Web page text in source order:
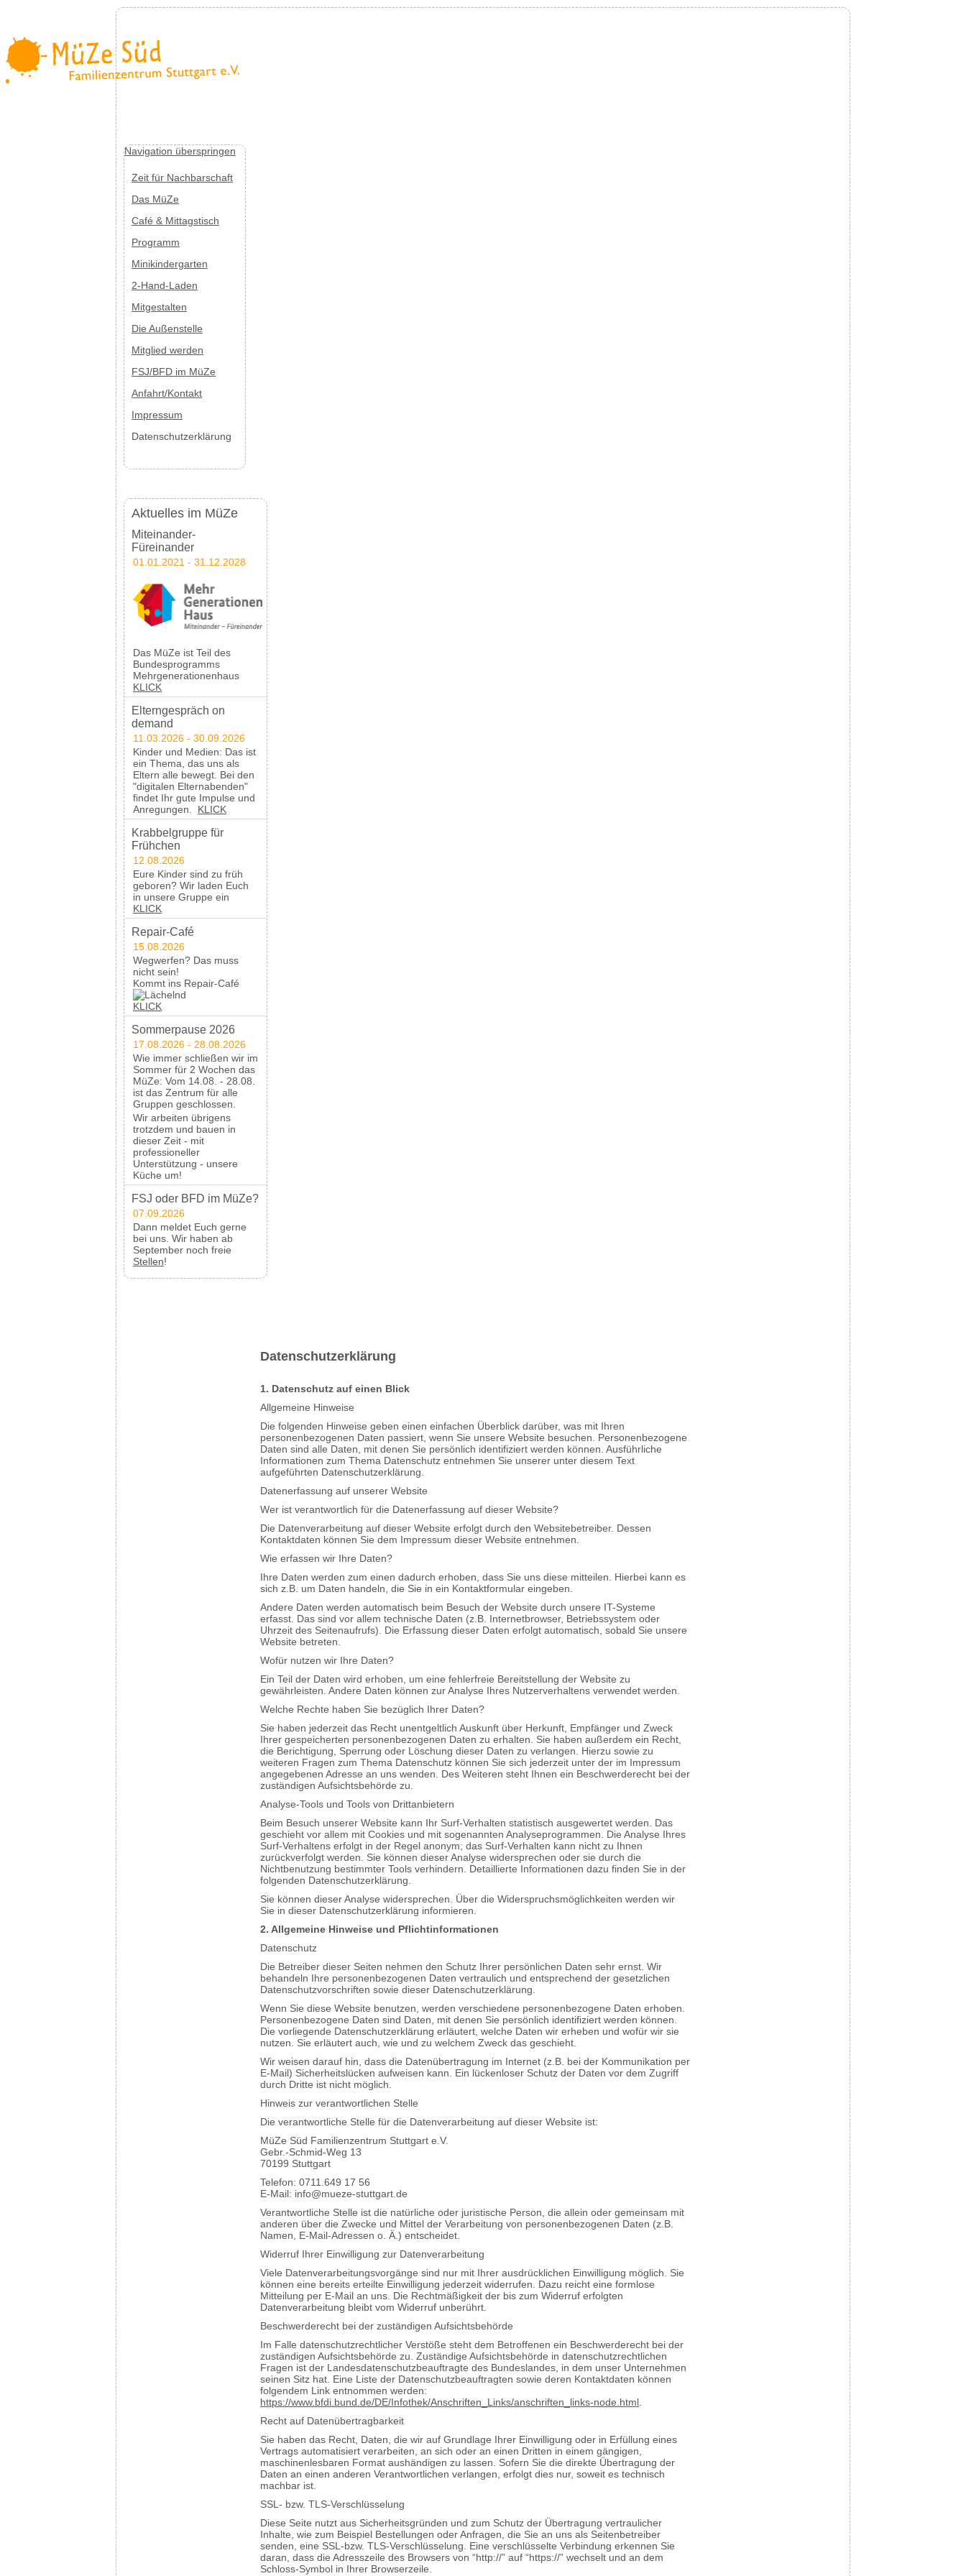
Navigation überspringen
Zeit für Nachbarschaft
Das MüZe
Café & Mittagstisch
Programm
Minikindergarten
2-Hand-Laden
Mitgestalten
Die Außenstelle
Mitglied werden
FSJ/BFD im MüZe
Anfahrt/Kontakt
Impressum
Datenschutzerklärung
Aktuelles im MüZe
Miteinander-
Füreinander
01.01.2021 - 31.12.2028
Das MüZe ist Teil des
Bundesprogramms
Mehrgenerationenhaus
KLICK
Elterngespräch on
demand
11.03.2026 - 30.09.2026
Kinder und Medien: Das ist
ein Thema, das uns als
Eltern alle bewegt. Bei den
"digitalen Elternabenden"
findet Ihr gute Impulse und
Anregungen. KLICK
Krabbelgruppe für
Frühchen
12.08.2026
Eure Kinder sind zu früh
geboren? Wir laden Euch
in unsere Gruppe ein
KLICK
Repair-Café
15.08.2026
Wegwerfen? Das muss
nicht sein!
Kommt ins Repair-Café
KLICK
Sommerpause 2026
17.08.2026 - 28.08.2026
Wie immer schließen wir im
Sommer für 2 Wochen das
MüZe: Vom 14.08. - 28.08.
ist das Zentrum für alle
Gruppen geschlossen.
Wir arbeiten übrigens
trotzdem und bauen in
dieser Zeit - mit
professioneller
Unterstützung - unsere
Küche um!
FSJ oder BFD im MüZe?
07.09.2026
Dann meldet Euch gerne
bei uns. Wir haben ab
September noch freie
Stellen!
Datenschutzerklärung
1. Datenschutz auf einen Blick
Allgemeine Hinweise
Die folgenden Hinweise geben einen einfachen Überblick darüber, was mit Ihren
personenbezogenen Daten passiert, wenn Sie unsere Website besuchen. Personenbezogene
Daten sind alle Daten, mit denen Sie persönlich identifiziert werden können. Ausführliche
Informationen zum Thema Datenschutz entnehmen Sie unserer unter diesem Text
aufgeführten Datenschutzerklärung.
Datenerfassung auf unserer Website
Wer ist verantwortlich für die Datenerfassung auf dieser Website?
Die Datenverarbeitung auf dieser Website erfolgt durch den Websitebetreiber. Dessen
Kontaktdaten können Sie dem Impressum dieser Website entnehmen.
Wie erfassen wir Ihre Daten?
Ihre Daten werden zum einen dadurch erhoben, dass Sie uns diese mitteilen. Hierbei kann es
sich z.B. um Daten handeln, die Sie in ein Kontaktformular eingeben.
Andere Daten werden automatisch beim Besuch der Website durch unsere IT-Systeme
erfasst. Das sind vor allem technische Daten (z.B. Internetbrowser, Betriebssystem oder
Uhrzeit des Seitenaufrufs). Die Erfassung dieser Daten erfolgt automatisch, sobald Sie unsere
Website betreten.
Wofür nutzen wir Ihre Daten?
Ein Teil der Daten wird erhoben, um eine fehlerfreie Bereitstellung der Website zu
gewährleisten. Andere Daten können zur Analyse Ihres Nutzerverhaltens verwendet werden.
Welche Rechte haben Sie bezüglich Ihrer Daten?
Sie haben jederzeit das Recht unentgeltlich Auskunft über Herkunft, Empfänger und Zweck
Ihrer gespeicherten personenbezogenen Daten zu erhalten. Sie haben außerdem ein Recht,
die Berichtigung, Sperrung oder Löschung dieser Daten zu verlangen. Hierzu sowie zu
weiteren Fragen zum Thema Datenschutz können Sie sich jederzeit unter der im Impressum
angegebenen Adresse an uns wenden. Des Weiteren steht Ihnen ein Beschwerderecht bei der
zuständigen Aufsichtsbehörde zu.
Analyse-Tools und Tools von Drittanbietern
Beim Besuch unserer Website kann Ihr Surf-Verhalten statistisch ausgewertet werden. Das
geschieht vor allem mit Cookies und mit sogenannten Analyseprogrammen. Die Analyse Ihres
Surf-Verhaltens erfolgt in der Regel anonym; das Surf-Verhalten kann nicht zu Ihnen
zurückverfolgt werden. Sie können dieser Analyse widersprechen oder sie durch die
Nichtbenutzung bestimmter Tools verhindern. Detaillierte Informationen dazu finden Sie in der
folgenden Datenschutzerklärung.
Sie können dieser Analyse widersprechen. Über die Widerspruchsmöglichkeiten werden wir
Sie in dieser Datenschutzerklärung informieren.
2. Allgemeine Hinweise und Pflichtinformationen
Datenschutz
Die Betreiber dieser Seiten nehmen den Schutz Ihrer persönlichen Daten sehr ernst. Wir
behandeln Ihre personenbezogenen Daten vertraulich und entsprechend der gesetzlichen
Datenschutzvorschriften sowie dieser Datenschutzerklärung.
Wenn Sie diese Website benutzen, werden verschiedene personenbezogene Daten erhoben.
Personenbezogene Daten sind Daten, mit denen Sie persönlich identifiziert werden können.
Die vorliegende Datenschutzerklärung erläutert, welche Daten wir erheben und wofür wir sie
nutzen. Sie erläutert auch, wie und zu welchem Zweck das geschieht.
Wir weisen darauf hin, dass die Datenübertragung im Internet (z.B. bei der Kommunikation per
E-Mail) Sicherheitslücken aufweisen kann. Ein lückenloser Schutz der Daten vor dem Zugriff
durch Dritte ist nicht möglich.
Hinweis zur verantwortlichen Stelle
Die verantwortliche Stelle für die Datenverarbeitung auf dieser Website ist:
MüZe Süd Familienzentrum Stuttgart e.V.
Gebr.-Schmid-Weg 13
70199 Stuttgart
Telefon: 0711.649 17 56
E-Mail: info@mueze-stuttgart.de
Verantwortliche Stelle ist die natürliche oder juristische Person, die allein oder gemeinsam mit
anderen über die Zwecke und Mittel der Verarbeitung von personenbezogenen Daten (z.B.
Namen, E-Mail-Adressen o. Ä.) entscheidet.
Widerruf Ihrer Einwilligung zur Datenverarbeitung
Viele Datenverarbeitungsvorgänge sind nur mit Ihrer ausdrücklichen Einwilligung möglich. Sie
können eine bereits erteilte Einwilligung jederzeit widerrufen. Dazu reicht eine formlose
Mitteilung per E-Mail an uns. Die Rechtmäßigkeit der bis zum Widerruf erfolgten
Datenverarbeitung bleibt vom Widerruf unberührt.
Beschwerderecht bei der zuständigen Aufsichtsbehörde
Im Falle datenschutzrechtlicher Verstöße steht dem Betroffenen ein Beschwerderecht bei der
zuständigen Aufsichtsbehörde zu. Zuständige Aufsichtsbehörde in datenschutzrechtlichen
Fragen ist der Landesdatenschutzbeauftragte des Bundeslandes, in dem unser Unternehmen
seinen Sitz hat. Eine Liste der Datenschutzbeauftragten sowie deren Kontaktdaten können
folgendem Link entnommen werden:
https://www.bfdi.bund.de/DE/Infothek/Anschriften_Links/anschriften_links-node.html
Recht auf Datenübertragbarkeit
Sie haben das Recht, Daten, die wir auf Grundlage Ihrer Einwilligung oder in Erfüllung eines
Vertrags automatisiert verarbeiten, an sich oder an einen Dritten in einem gängigen,
maschinenlesbaren Format aushändigen zu lassen. Sofern Sie die direkte Übertragung der
Daten an einen anderen Verantwortlichen verlangen, erfolgt dies nur, soweit es technisch
machbar ist.
SSL- bzw. TLS-Verschlüsselung
Diese Seite nutzt aus Sicherheitsgründen und zum Schutz der Übertragung vertraulicher
Inhalte, wie zum Beispiel Bestellungen oder Anfragen, die Sie an uns als Seitenbetreiber
senden, eine SSL-bzw. TLS-Verschlüsselung. Eine verschlüsselte Verbindung erkennen Sie
daran, dass die Adresszeile des Browsers von “http://” auf “https://” wechselt und an dem
Schloss-Symbol in Ihrer Browserzeile.